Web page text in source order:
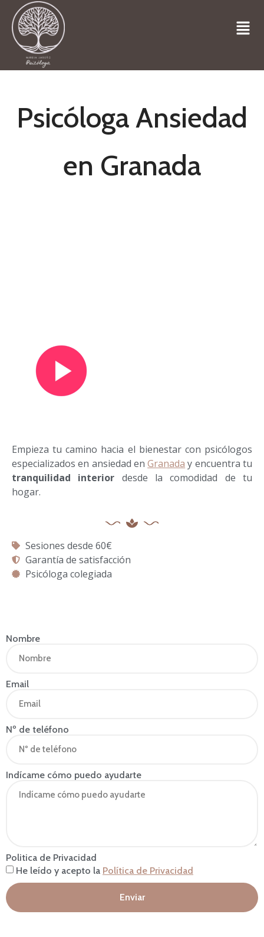
Psicóloga Ansiedad
en Granada
Empieza tu camino hacia el bienestar con psicólogos
especializados en ansiedad enGranada y encuentra tu
tranquilidad interior desde la comodidad de tu
hogar.
Sesiones desde 60€
Garantía de satisfacción
Psicóloga colegiada
Nombre
Email
Nº de teléfono
Indícame cómo puedo ayudarte
Politica de Privacidad
He leído y acepto la Política de Privacidad
Enviar